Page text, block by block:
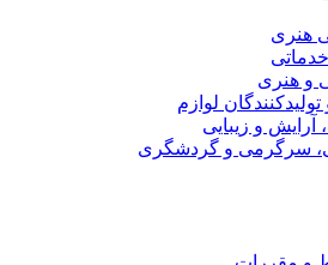
هنری
و هنری
لوازم
آرایش و زیبایی
سرگرمی و گردشگری